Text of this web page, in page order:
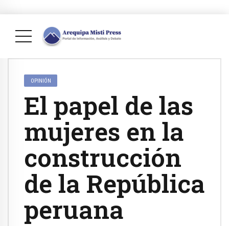
OPINIÓN
El papel de las
mujeres en la
construcción
de la República
peruana